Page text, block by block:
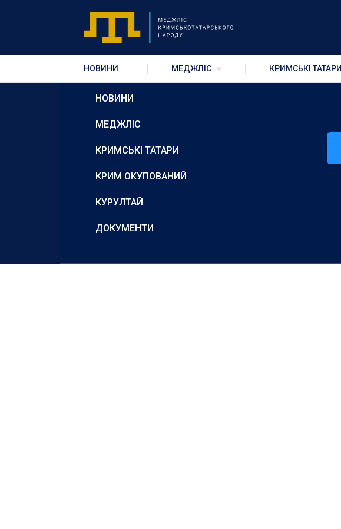
НОВИНИ МЕДЖЛІС КРИМСЬКІ ТАТАРИ
It seems we can’t find what you’re looking for. Perhaps searching can help.
НОВИНИ
МЕДЖЛІС
КРИМСЬКІ ТАТАРИ
КРИМ ОКУПОВАНИЙ
КУРУЛТАЙ
ДОКУМЕНТИ